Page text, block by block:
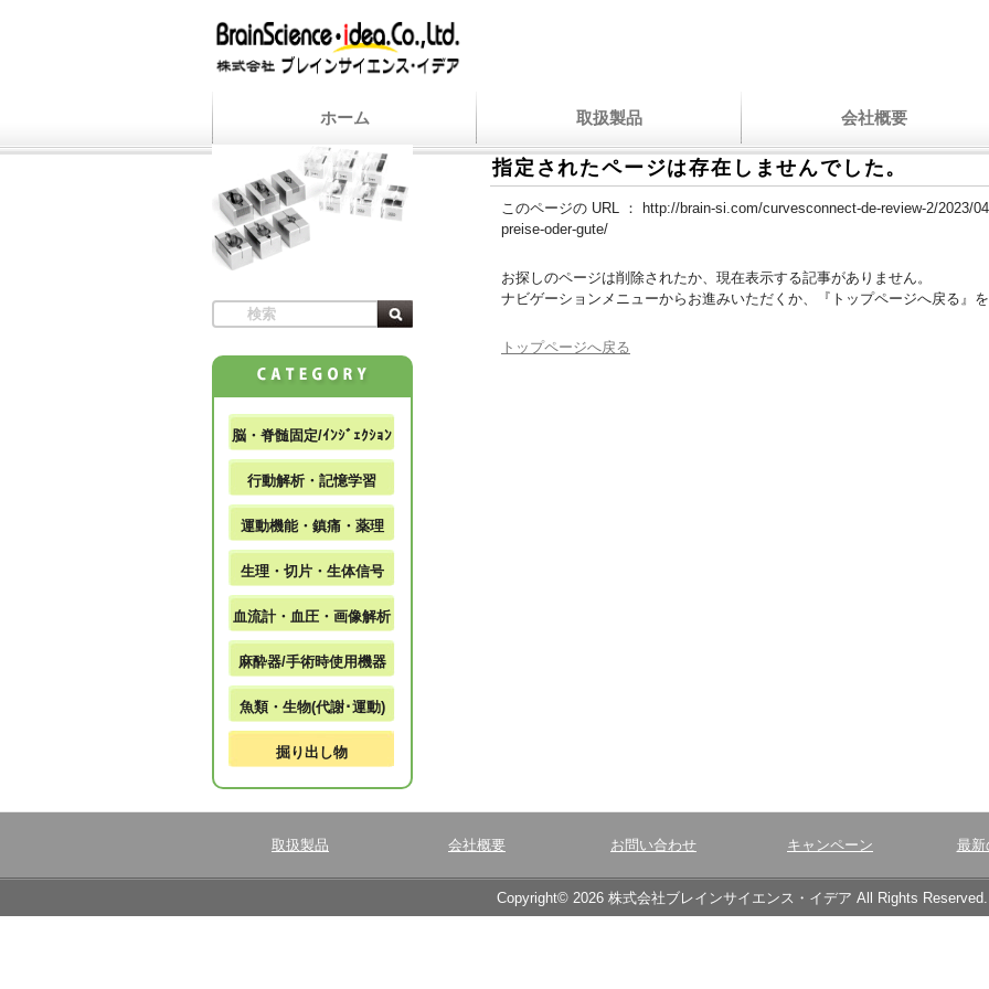
ホーム 取扱製品 会社概要
指定されたページは存在しませんでした。
このページの URL ：
http://brain-si.com/curvesconnect-de-review-2/2023/
preise-oder-gute/
お探しのページは削除されたか、現在表示する記事がありません。
ナビゲーションメニューからお進みいただくか、『トップページへ戻る』を
トップページへ戻る
脳・脊髄固定/ｲﾝｼﾞｪｸｼｮﾝ
行動解析・記憶学習
運動機能・鎮痛・薬理
生理・切片・生体信号
血流計・血圧・画像解析
麻酔器/手術時使用機器
魚類・生物(代謝･運動)
掘り出し物
取扱製品 会社概要 お問い合わせ キャンペーン 最新
Copyright© 2026 株式会社ブレインサイエンス・イデア All Rights Reserved.